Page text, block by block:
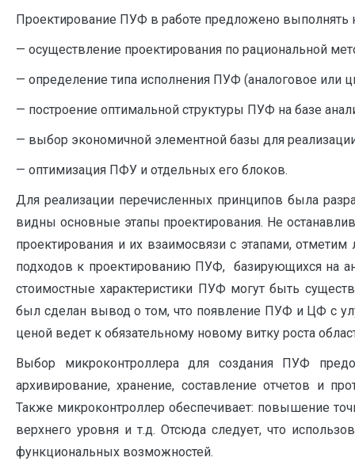
Проектирование ПУФ в работе предложено
— осуществление проектирования по рациональной
— определение типа исполнения ПУФ (аналоговое или
— построение оптимальной структуры ПУФ на базе
— выбор экономичной элементной базы для
— оптимизация ПФУ и отдельных его блоков.
Для реализации перечисленных принципов была
видны основные этапы проектирования. Не
проектирования и их взаимосвязи с этапами,
подходов к проектированию ПУФ, базирующихся на
стоимостные характеристики ПУФ могут быть
был сделан вывод о том, что появление ПУФ и ЦФ с
ценой ведет к обязательному новому витку роста
Выбор микроконтроллера для создания ПУФ
архивирование, хранение, составление отчетов и
Также микроконтроллер обеспечивает: повышение
верхнего уровня и т.д. Отсюда следует, что
функциональных возможностей.